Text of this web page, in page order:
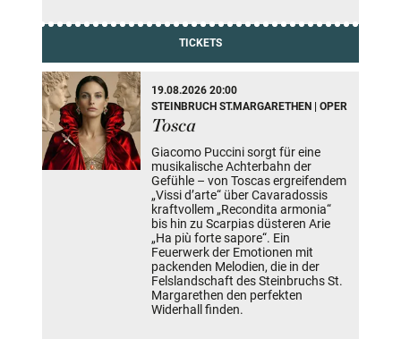
TICKETS
19.08.2026 20:00
STEINBRUCH ST.MARGARETHEN | OPER
Tosca
Giacomo Puccini sorgt für eine
musikalische Achterbahn der
Gefühle – von Toscas ergreifendem
„Vissi d’arte“ über Cavaradossis
kraftvollem „Recondita armonia“
bis hin zu Scarpias düsteren Arie
„Ha più forte sapore“. Ein
Feuerwerk der Emotionen mit
packenden Melodien, die in der
Felslandschaft des Steinbruchs St.
Margarethen den perfekten
Widerhall finden.